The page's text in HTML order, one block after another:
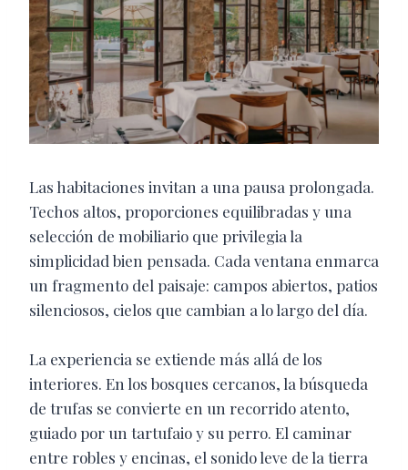
Las habitaciones invitan a una pausa prolongada.
Techos altos, proporciones equilibradas y una
selección de mobiliario que privilegia la
simplicidad bien pensada. Cada ventana enmarca
un fragmento del paisaje: campos abiertos, patios
silenciosos, cielos que cambian a lo largo del día.
La experiencia se extiende más allá de los
interiores. En los bosques cercanos, la búsqueda
de trufas se convierte en un recorrido atento,
guiado por un tartufaio y su perro. El caminar
entre robles y encinas, el sonido leve de la tierra